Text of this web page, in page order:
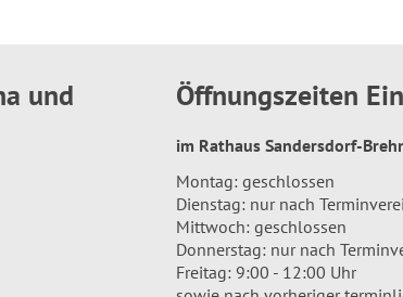
und
Öffnungszeiten
im Rathaus Sandersdorf-
Montag: geschlossen
Dienstag: nur nach
Mittwoch: geschlossen
Donnerstag: nur nach
Freitag: 9:00 - 12:00 Uhr